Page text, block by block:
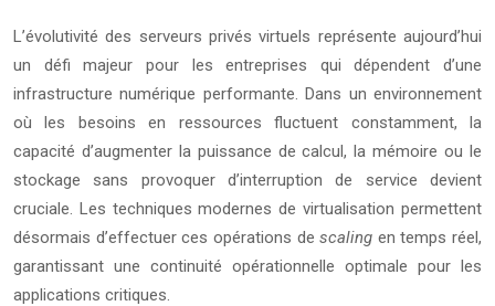
L’évolutivité des serveurs privés virtuels représente aujourd’hui
un défi majeur pour les entreprises qui dépendent d’une
infrastructure numérique performante. Dans un environnement
où les besoins en ressources fluctuent constamment, la
capacité d’augmenter la puissance de calcul, la mémoire ou le
stockage sans provoquer d’interruption de service devient
cruciale. Les techniques modernes de virtualisation permettent
désormais d’effectuer ces opérations descaling en temps réel,
garantissant une continuité opérationnelle optimale pour les
applications critiques.